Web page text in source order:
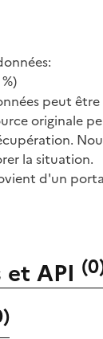
peut
originale
la situation.
d'un
API (0
)